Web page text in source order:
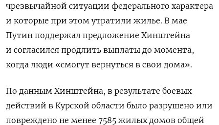
чрезвычайной ситуации федерального характера
и которые при этом утратили жилье. В мае
Путин поддержал предложение Хинштейна
и согласился продлить выплаты до момента,
когда люди «смогут вернуться в свои дома».
По данным Хинштейна, в результате боевых
действий в Курской области было разрушено или
повреждено не менее 7585 жилых домов общей